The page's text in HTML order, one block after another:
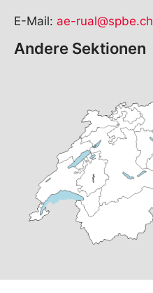
E-Mail: ae-rual@spbe.ch
Andere Sektionen